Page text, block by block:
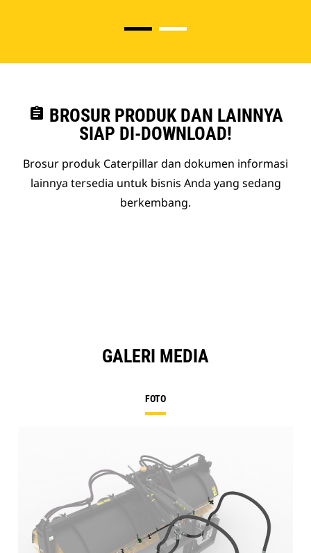
assignment BROSUR PRODUK DAN LAINNYA
SIAP DI-DOWNLOAD!
Brosur produk Caterpillar dan dokumen informasi
lainnya tersedia untuk bisnis Anda yang sedang
berkembang.
GALERI MEDIA
FOTO